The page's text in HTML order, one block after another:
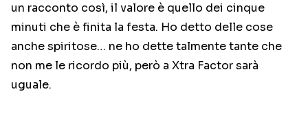
un racconto così, il valore è quello dei cinque
minuti che è finita la festa. Ho detto delle cose
anche spiritose… ne ho dette talmente tante che
non me le ricordo più, però a Xtra Factor sarà
uguale.